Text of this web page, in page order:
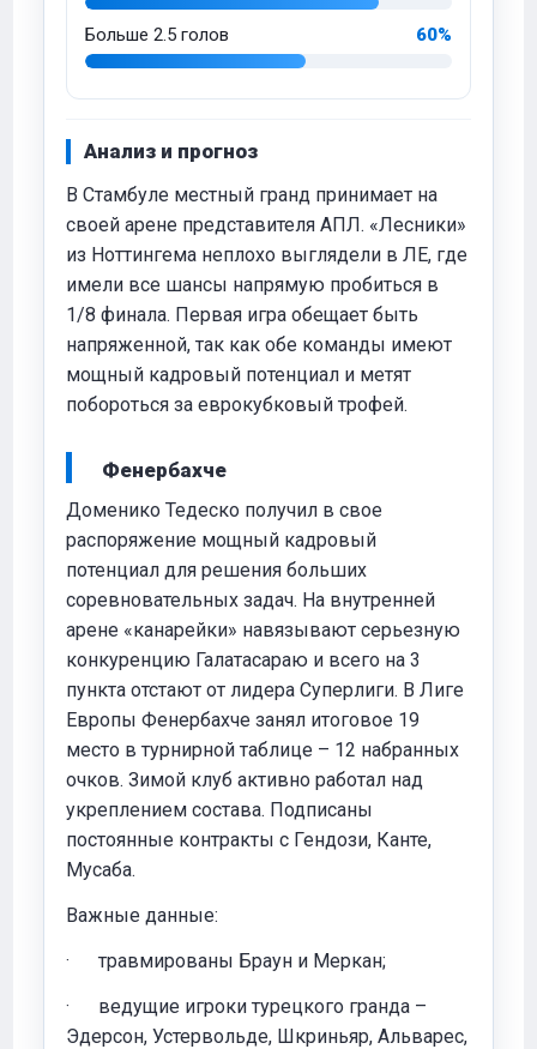
Больше 2.5 голов 60%
Анализ и прогноз
В Стамбуле местный гранд принимает на
своей арене представителя АПЛ. «Лесники»
из Ноттингема неплохо выглядели в ЛЕ, где
имели все шансы напрямую пробиться в
1/8 финала. Первая игра обещает быть
напряженной, так как обе команды имеют
мощный кадровый потенциал и метят
побороться за еврокубковый трофей.
Фенербахче
Доменико Тедеско получил в свое
распоряжение мощный кадровый
потенциал для решения больших
соревновательных задач. На внутренней
арене «канарейки» навязывают серьезную
конкуренцию Галатасараю и всего на 3
пункта отстают от лидера Суперлиги. В Лиге
Европы Фенербахче занял итоговое 19
место в турнирной таблице – 12 набранных
очков. Зимой клуб активно работал над
укреплением состава. Подписаны
постоянные контракты с Гендози, Канте,
Мусаба.
Важные данные:
· травмированы Браун и Меркан;
· ведущие игроки турецкого гранда –
Эдерсон, Устервольде, Шкриньяр, Альварес,